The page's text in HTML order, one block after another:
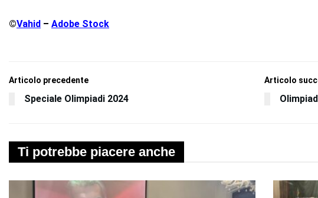
©Vahid – Adobe Stock
Articolo precedente
Speciale Olimpiadi 2024
Articolo
Ti potrebbe piacere anche